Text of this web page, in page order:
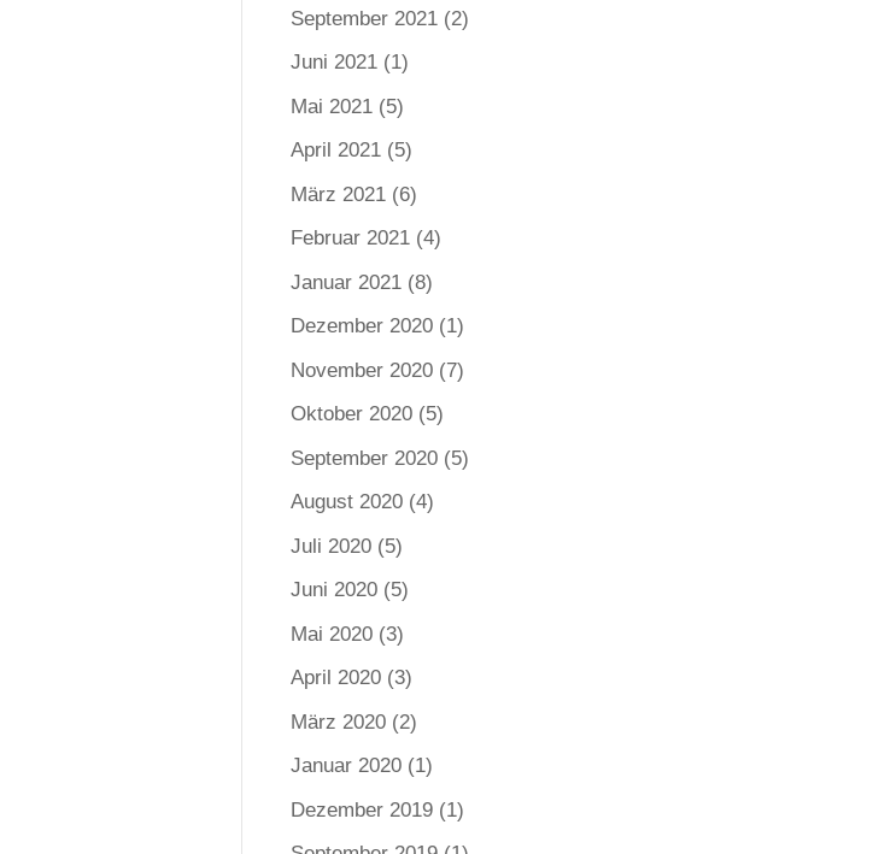
September 2021(2)
Juni 2021(1)
Mai 2021(5)
April 2021(5)
März 2021(6)
Februar 2021(4)
Januar 2021(8)
Dezember 2020(1)
November 2020(7)
Oktober 2020(5)
September 2020(5)
August 2020(4)
Juli 2020(5)
Juni 2020(5)
Mai 2020(3)
April 2020(3)
März 2020(2)
Januar 2020(1)
Dezember 2019(1)